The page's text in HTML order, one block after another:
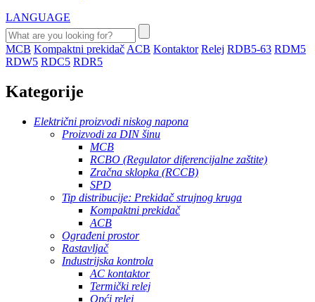
LANGUAGE
MCB Kompaktni prekidač ACB Kontaktor Relej RDB5-63 RDM5
RDW5 RDC5 RDR5
Kategorije
Električni proizvodi niskog napona
Proizvodi za DIN šinu
MCB
RCBO (Regulator diferencijalne zaštite)
Zračna sklopka (RCCB)
SPD
Tip distribucije: Prekidač strujnog kruga
Kompaktni prekidač
ACB
Ograđeni prostor
Rastavljač
Industrijska kontrola
AC kontaktor
Termički relej
Opći relej